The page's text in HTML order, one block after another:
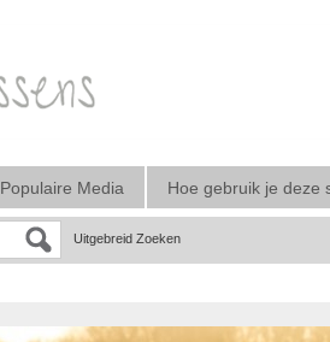
Populaire Media Hoe gebruik je deze
Uitgebreid Zoeken